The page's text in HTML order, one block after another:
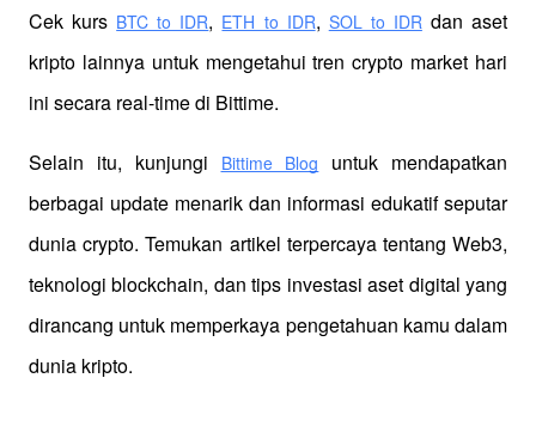
Cek kurs BTC to IDR, ETH to IDR, SOL to IDR dan aset
kripto lainnya untuk mengetahui tren crypto market hari
ini secara real-time di Bittime.
Selain itu, kunjungi Bittime Blog
untuk mendapatkan
berbagai update menarik dan informasi edukatif seputar
dunia crypto. Temukan artikel terpercaya tentang Web3,
teknologi blockchain, dan tips investasi aset digital yang
dirancang untuk memperkaya pengetahuan kamu dalam
dunia kripto.